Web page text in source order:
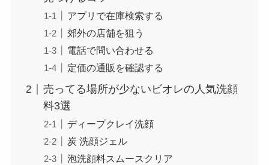
アプリで在庫検索する
郊外の店舗を狙う
電話で問い合わせる
定価の通販を確認する
売ってる場所が少ないビオレの人気洗顔
料3選
ディープクレイ洗顔
炭 洗顔ジェル
泡洗顔料スムースクリア